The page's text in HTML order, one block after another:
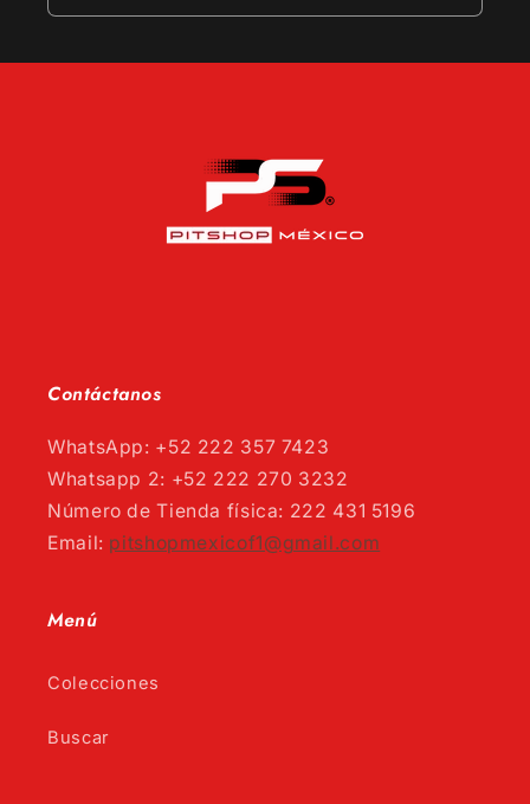
Contáctanos
WhatsApp: +52 222 357 7423
Whatsapp 2: +52 222 270 3232
Número de Tienda física: 222 431 5196
Email: pitshopmexicof1@gmail.com
Menú
Colecciones
Buscar